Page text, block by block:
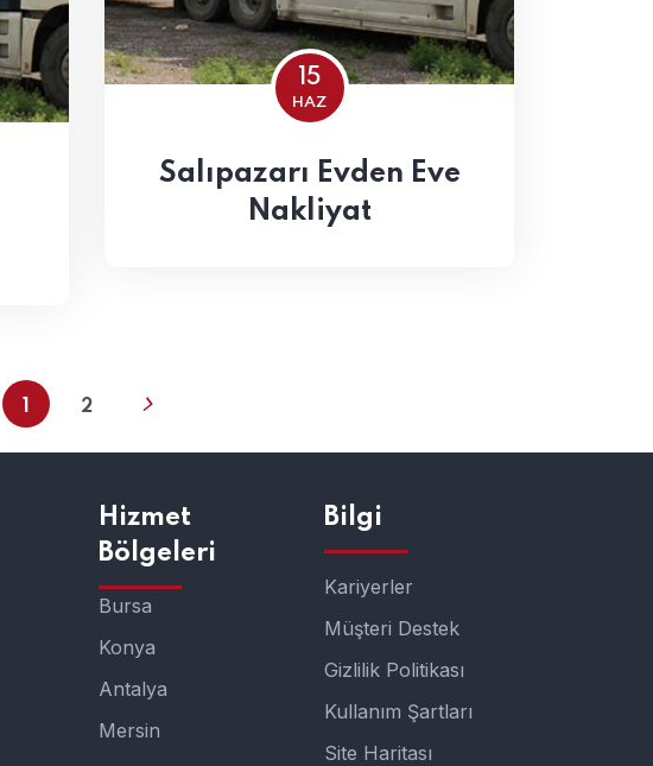
15
HAZ
Salıpazarı Evden Eve
Nakliyat
1 2
Hizmet
Bölgeleri
Bursa
Konya
Antalya
Mersin
Bilgi
Kariyerler
Müşteri Destek
Gizlilik Politikası
Kullanım Şartları
Site Haritası